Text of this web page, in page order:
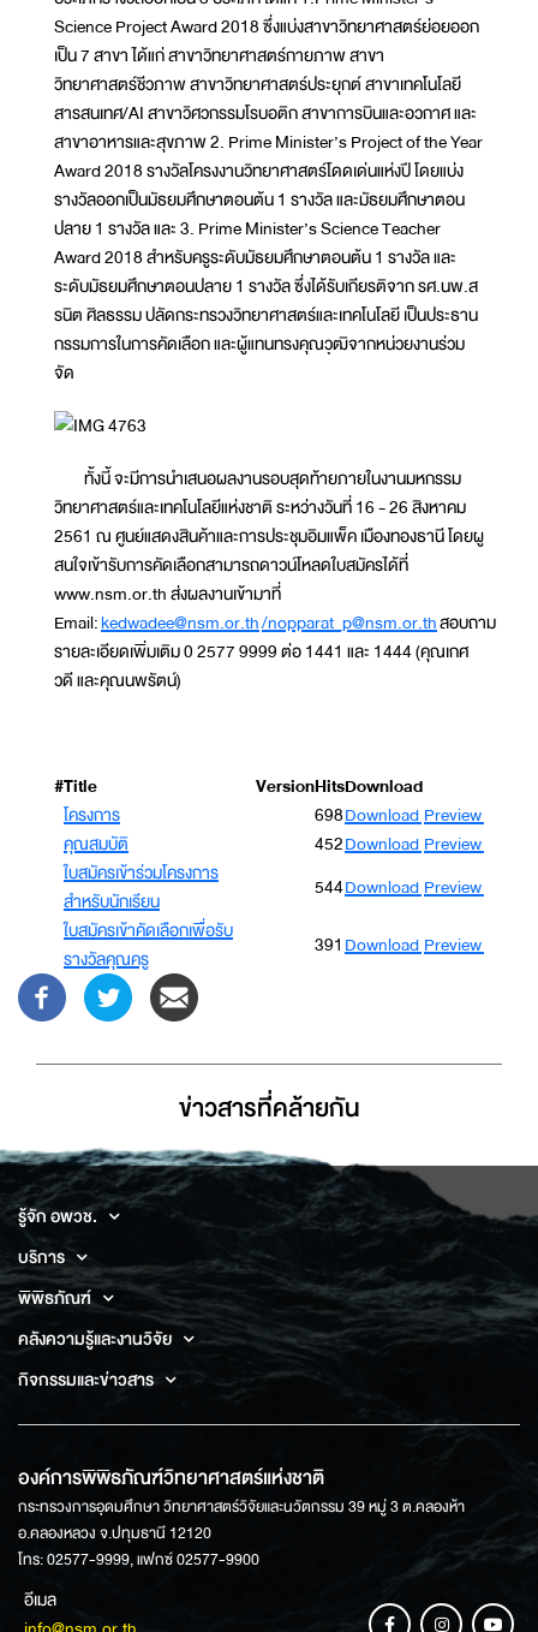
Science Project Award 2018 ซึ่งแบ่งสาขาวิทยาศาสตร์ย่อยออก
เป็น 7 สาขา ได้แก่ สาขาวิทยาศาสตร์กายภาพ สาขา
วิทยาศาสตร์ชีวภาพ สาขาวิทยาศาสตร์ประยุกต์ สาขาเทคโนโลยี
สารสนเทศ/AI สาขาวิศวกรรมโรบอติก สาขาการบินและอวกาศ และ
สาขาอาหารและสุขภาพ 2. Prime Minister’s Project of the Year
Award 2018 รางวัลโครงงานวิทยาศาสตร์โดดเด่นแห่งปี โดยแบ่ง
รางวัลออกเป็นมัธยมศึกษาตอนต้น 1 รางวัล และมัธยมศึกษาตอน
ปลาย 1 รางวัล และ 3. Prime Minister’s Science Teacher
Award 2018 สำหรับครูระดับมัธยมศึกษาตอนต้น 1 รางวัล และ
ระดับมัธยมศึกษาตอนปลาย 1 รางวัล ซึ่งได้รับเกียรติจาก รศ.นพ.ส
รนิต ศิลธรรม ปลัดกระทรวงวิทยาศาสตร์และเทคโนโลยี เป็นประธาน
กรรมการในการคัดเลือก และผู้แทนทรงคุณวุฒิจากหน่วยงานร่วม
จัด
ทั้งนี้ จะมีการนำเสนอผลงานรอบสุดท้ายภายในงานมหกรรม
วิทยาศาสตร์และเทคโนโลยีแห่งชาติ ระหว่างวันที่ 16 - 26 สิงหาคม
2561 ณ ศูนย์แสดงสินค้าและการประชุมอิมแพ็ค เมืองทองธานี โดยผู
สนใจเข้ารับการคัดเลือกสามารถดาวน์โหลดใบสมัครได้ที่
www.nsm.or.th ส่งผลงานเข้ามาที่
Email:kedwadee@nsm.or.th/nopparat_p@nsm.or.thสอบถาม
รายละเอียดเพิ่มเติม 0 2577 9999 ต่อ 1441 และ 1444 (คุณเกศ
วดี และคุณนพรัตน์)
#Title VersionHitsDownload
โครงการ
698DownloadPreview
คุณสมบัติ
452DownloadPreview
ใบสมัครเข้าร่วมโครงการ
สำหรับนักเรียน
544DownloadPreview
ใบสมัครเข้าคัดเลือกเพื่อรับ
รางวัลคุณครู
391DownloadPreview
ข่าวสารที่่คล้ายกัน
รู้จัก อพวช.
บริการ
พิพิธภัณฑ์
คลังความรู้และงานวิจัย
กิจกรรมและข่าวสาร
องค์การพิพิธภัณฑ์วิทยาศาสตร์แห่งชาติ
กระทรวงการอุดมศึกษา วิทยาศาสตร์วิจัยและนวัตกรรม 39 หมู่ 3 ต.คลองห้า
อ.คลองหลวง จ.ปทุมธานี 12120
โทร: 02577-9999, แฟกซ์ 02577-9900
อีเมล